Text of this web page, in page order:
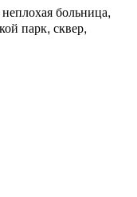
больница,
парк, сквер,